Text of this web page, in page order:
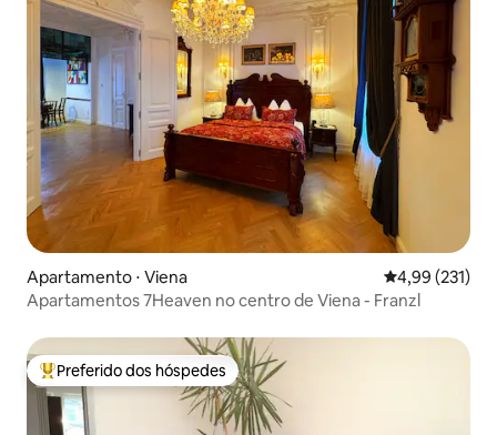
Apartamento ⋅ Viena 4,99 de uma
4,99 (231)
Apartamentos 7Heaven no centro de Viena - Franzl
Entre os melhores preferidos dos hóspedes
Preferido dos hóspedes